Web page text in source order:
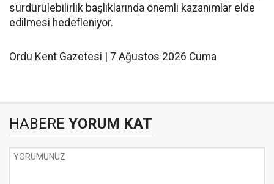
sürdürülebilirlik başlıklarında önemli kazanımlar elde
edilmesi hedefleniyor.
Ordu Kent Gazetesi | 7 Ağustos 2026 Cuma
HABERE YORUM KAT